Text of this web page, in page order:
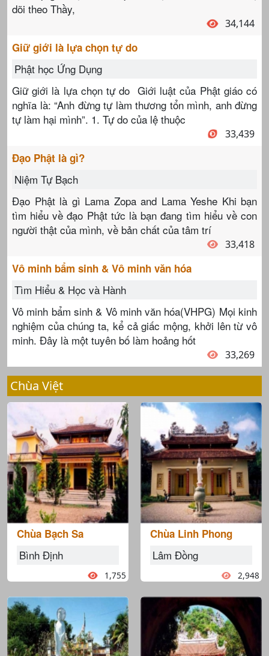
dõi theo Thầy,
34,144
Giữ giới là lựa chọn tự do
Phật học Ứng Dụng
Giữ giới là lựa chọn tự do Giới luật của Phật giáo có
nghĩa là: “Anh đừng tự làm thương tổn mình, anh đừng
tự làm hại mình”. 1. Tự do của lệ thuộc
33,439
Đạo Phật là gì?
Niệm Tự Bạch
Đạo Phật là gì Lama Zopa and Lama Yeshe Khi bạn
tìm hiểu về đạo Phật tức là bạn đang tìm hiểu về con
người thật của mình, về bản chất của tâm trí
33,418
Vô minh bẩm sinh & Vô minh văn hóa
Tìm Hiểu & Học và Hành
Vô minh bẩm sinh & Vô minh văn hóa(VHPG) Mọi kinh
nghiệm của chúng ta, kể cả giấc mộng, khởi lên từ vô
minh. Đây là một tuyên bố làm hoảng hốt
33,269
Chùa Việt
Chùa Bạch Sa
Bình Định
1,755
Chùa Linh Phong
Lâm Đồng
2,948